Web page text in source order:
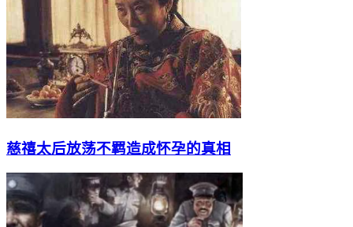
慈禧太后放荡不羁造成怀孕的真相